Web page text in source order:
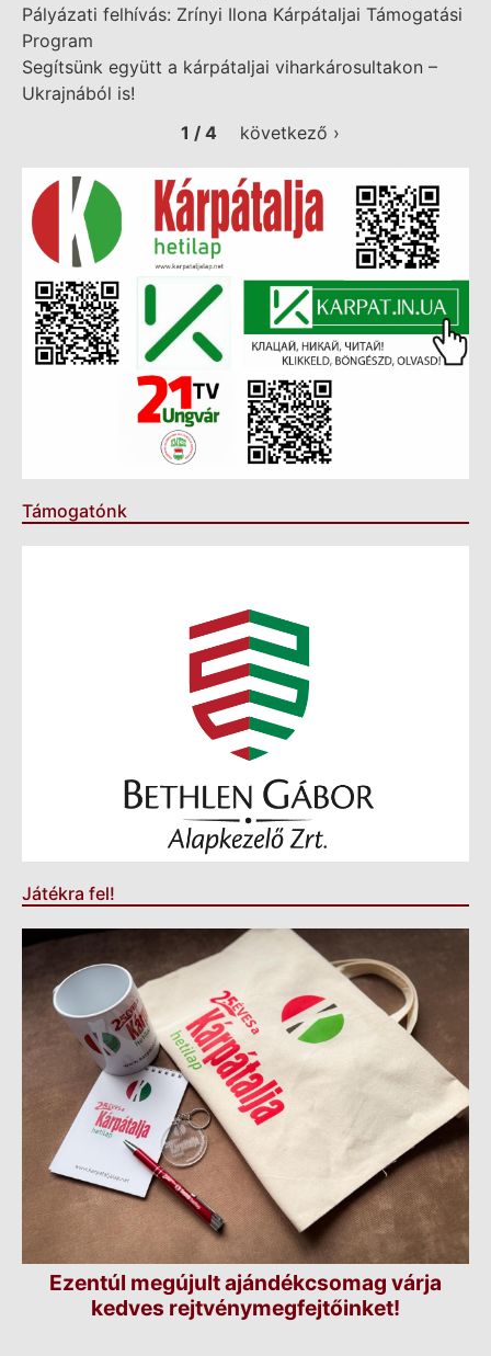
Pályázati felhívás: Zrínyi Ilona Kárpátaljai Támogatási
Program
Segítsünk együtt a kárpátaljai viharkárosultakon –
Ukrajnából is!
1 / 4
következő ›
Támogatónk
Játékra fel!
Ezentúl megújult ajándékcsomag várja
kedves rejtvénymegfejtőinket!